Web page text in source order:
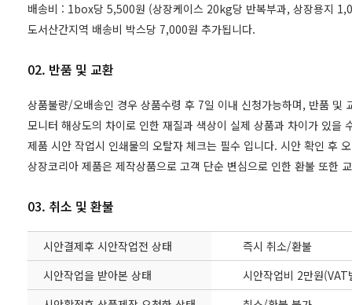
배송비 : 1box당 5,500원 (상장케이스 20kg당 반복부과, 상장용지
도서산간지역 배송비 박스당 7,000원 추가됩니다.
02. 반품 및 교환
상품불량/오배송인 경우 상품수령 후 7일 이내 신청가능하며, 반품 및
모니터 해상도의 차이로 인한 재질과 색상이 실제 상품과 차이가 있
제품 시안 작업시 인쇄물의 오탈자 체크는 필수 입니다. 시안 확인 후
상장코리아 제품은 제작상품으로 고객 단순 변심으로 인한 환불 또한
03. 취소 및 환불
시안결제후 시안작업전 상태
즉시 취소/환불
시안작업을 받아본 상태
시안작업비 2만원